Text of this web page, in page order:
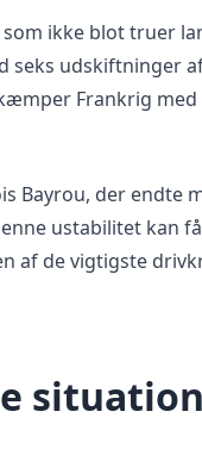
ikke blot truer
seks udskiftninger
Frankrig
Bayrou, der endte
ustabilitet kan
af de vigtigste